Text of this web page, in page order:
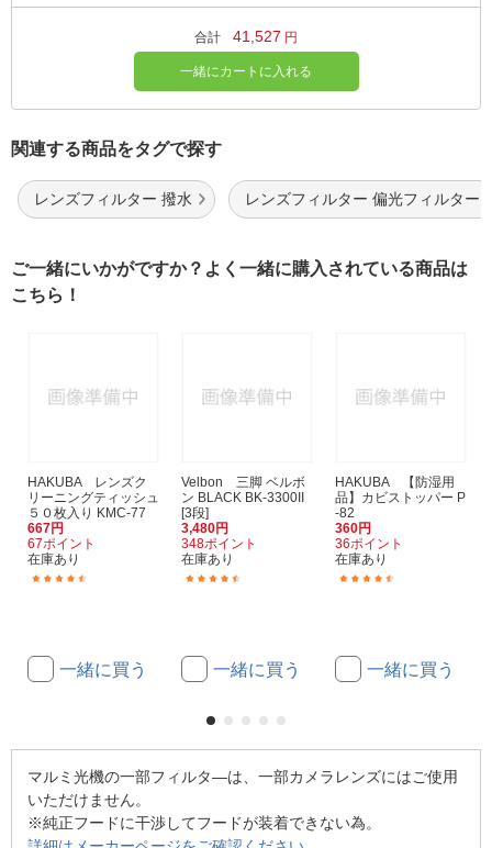
合計 41,527 円
一緒にカートに入れる
関連する商品をタグで探す
レンズフィルター 撥水 レンズフィルター 偏光フィルター
ご一緒にいかがですか？よく一緒に購入されている商品は
こちら！
HAKUBA レンズク
リーニングティッシュ
５０枚入り KMC-77
667円
67ポイント
在庫あり
一緒に買う
Velbon 三脚 ベルボ
ン BLACK BK-3300II
[3段]
3,480円
348ポイント
在庫あり
一緒に買う
HAKUBA 【防湿用
品】カビストッパー P
-82
360円
36ポイント
在庫あり
一緒に買う
マルミ光機の一部フィルタ―は、一部カメラレンズにはご使用
いただけません。
※純正フードに干渉してフードが装着できない為。